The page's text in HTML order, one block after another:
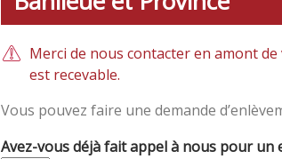
Merci de nous contacter en amont
est recevable.
Vous pouvez faire une demande
Avez-vous déjà fait appel à nous pour un